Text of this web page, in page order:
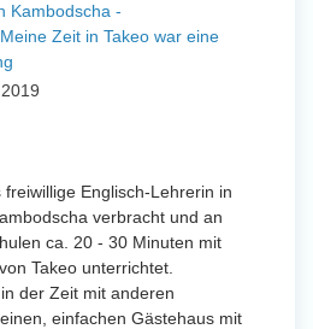
Kambodscha -
Zeit in Takeo war eine
Englisch-Lehrerin in
verbracht und an
ca. 20 - 30 Minuten mit
Takeo unterrichtet.
der Zeit mit anderen
einfachen Gästehaus mit